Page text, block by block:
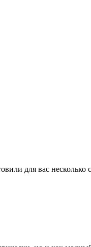
для вас несколько